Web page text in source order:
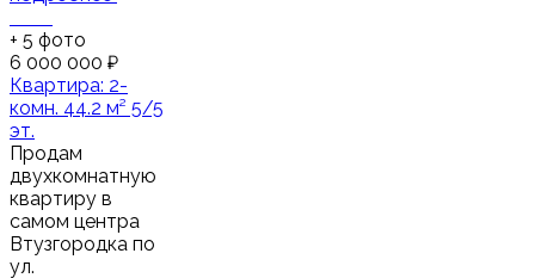
+ 5 фото
6 000 000 ₽
Квартира: 2-
комн. 44.2 м² 5/5
эт.
Продам
двухкомнатную
квартиру в
самом центра
Втузгородка по
ул.